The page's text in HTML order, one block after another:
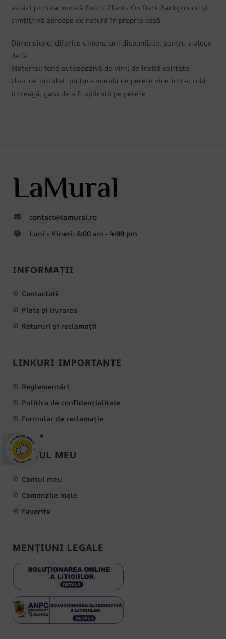
astăzi pictura murală Exotic Plants On Dark Background și
simțiți-vă aproape de natură în propria casă.
Dimensiune: diferite dimensiuni disponibile, pentru a alege
de la
Material: folie autoadezivă de vinil de înaltă calitate
Ușor de instalat: pictura murală de perete vine într-o rolă
întreagă, gata de a fi aplicată pe perete
contact@lamural.ro
Luni - Vineri: 8:00 am - 4:00 pm
INFORMAȚII
Contactați
Plata și livrarea
Retururi și reclamații
LINKURI IMPORTANTE
Reglementări
Politica de confidențialitate
Formular de reclamație
CONTUL MEU
Contul meu
Comenzile mele
Favorite
MENȚIUNI LEGALE
×